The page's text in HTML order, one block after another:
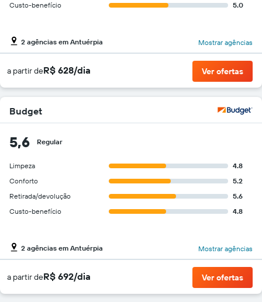
Custo-benefício
5.0
2 agências em Antuérpia Mostrar agências
a partir deR$ 628/dia Ver ofertas
Budget
5,6 Regular
Limpeza
4.8
Conforto
5.2
Retirada/devolução
5.6
Custo-benefício
4.8
2 agências em Antuérpia Mostrar agências
a partir deR$ 692/dia Ver ofertas